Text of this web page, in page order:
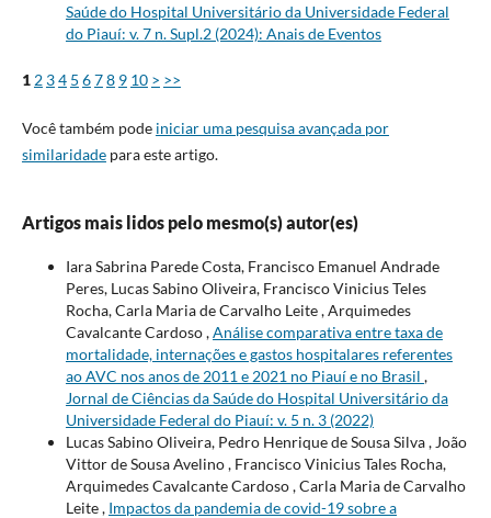
Saúde do Hospital Universitário da Universidade Federal
do Piauí: v. 7 n. Supl.2 (2024): Anais de Eventos
1 2 34 5 678 9 10 > >>
Você também pode iniciar uma pesquisa avançada por
similaridadepara este artigo.
Artigos mais lidos pelo mesmo(s) autor(es)
Iara Sabrina Parede Costa, Francisco Emanuel Andrade
Peres, Lucas Sabino Oliveira, Francisco Vinicius Teles
Rocha, Carla Maria de Carvalho Leite , Arquimedes
Cavalcante Cardoso ,Análise comparativa entre taxa de
mortalidade, internações e gastos hospitalares referentes
ao AVC nos anos de 2011 e 2021 no Piauí e no Brasil ,
Jornal de Ciências da Saúde do Hospital Universitário da
Universidade Federal do Piauí: v. 5 n. 3 (2022)
Lucas Sabino Oliveira, Pedro Henrique de Sousa Silva , João
Vittor de Sousa Avelino , Francisco Vinicius Tales Rocha,
Arquimedes Cavalcante Cardoso , Carla Maria de Carvalho
Leite , Impactos da pandemia de covid-19 sobre a